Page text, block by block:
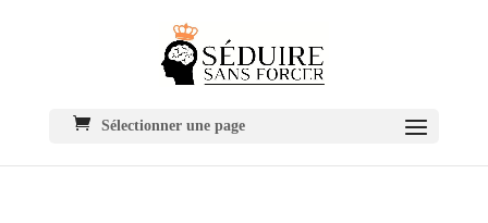
Sélectionner une page